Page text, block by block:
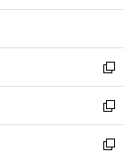
ウ
開
く
新
し
い
ウ
ィ
新
し
い
新